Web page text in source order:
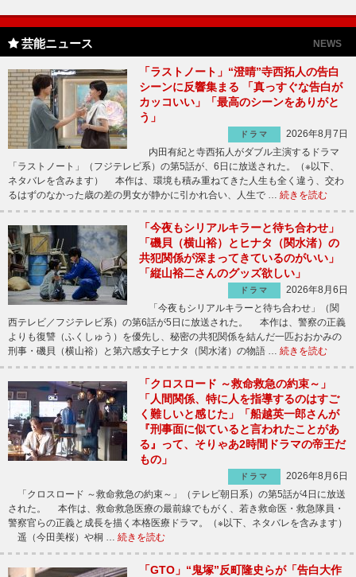
芸能ニュース NEWS
「ラストノート」“澄晴”寺西拓人の告白
シーンに反響集まる 「真っすぐな告白が
カッコいい」「最高のシーンをありがと
う」
ドラマ
2026年8月7日
内田有紀と寺西拓人がダブル主演するドラマ
「ラストノート」（フジテレビ系）の第5話が、6日に放送された。（※以下、
ネタバレを含みます） 本作は、環境も積み重ねてきた人生も全く違う、交わ
るはずのなかった歳の差の男女が静かに引かれ合い、人生で … 続きを読む
「今夜もシリアルキラーと待ち合わせ」
「磯貝（横山裕）とヒナタ（関水渚）の
共犯関係が深まってきているのがいい」
「縦山裕二さんのグッズ欲しい」
ドラマ
2026年8月6日
「今夜もシリアルキラーと待ち合わせ」（関
西テレビ／フジテレビ系）の第6話が5日に放送された。 本作は、警察の正義
よりも復讐（ふくしゅう）を優先し、秘密の共犯関係を結んだ一匹おおかみの
刑事・磯貝（横山裕）と第六感女子ヒナタ（関水渚）の物語 … 続きを読む
「クロスロード ～救命救急の約束～」
「人間関係、特に人を指導するのはすご
く難しいと感じた」「船越英一郎さんが
『刑事面に似ていると言われたことがあ
る』って、そりゃあ2時間ドラマの帝王だ
もの」
ドラマ
2026年8月6日
「クロスロード ～救命救急の約束～」（テレビ朝日系）の第5話が4日に放送
された。 本作は、救命救急医療の最前線でもがく、若き救命医・救急隊員・
警察官らの正義と成長を描く本格医療ドラマ。（※以下、ネタバレを含みます）
遥（今田美桜）や桐 … 続きを読む
「GTO」“鬼塚”反町隆史らが「告白大作